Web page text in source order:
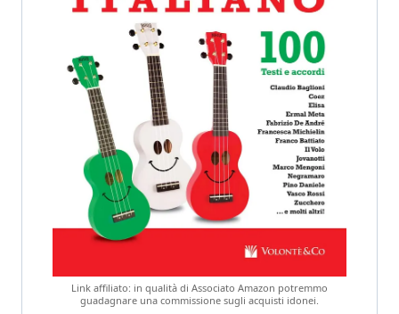
Link affiliato: in qualità di Associato Amazon potremmo
guadagnare una commissione sugli acquisti idonei.